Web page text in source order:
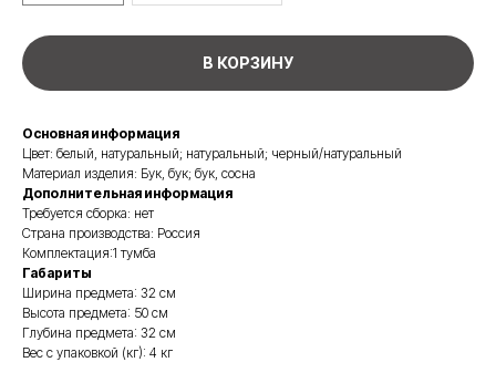
В КОРЗИНУ
Основная информация
Цвет: белый, натуральный; натуральный; черный/натуральный
Материал изделия: Бук, бук; бук, сосна
Дополнительная информация
Требуется сборка: нет
Страна производства: Россия
Комплектация:1 тумба
Габариты
Ширина предмета: 32 см
Высота предмета: 50 см
Глубина предмета: 32 см
Вес с упаковкой (кг): 4 кг